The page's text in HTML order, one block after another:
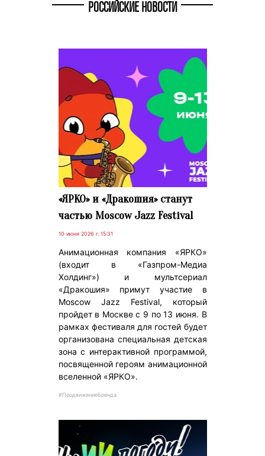
РОССИЙСКИЕ НОВОСТИ
«ЯРКО» и «Дракошия» станут
частью Moscow Jazz Festival
10 июня 2026 г. 15:31
Анимационная компания «ЯРКО»
(входит в «Газпром-Медиа
Холдинг») и мультсериал
«Дракошия» примут участие в
Moscow Jazz Festival, который
пройдет в Москве с 9 по 13 июня. В
рамках фестиваля для гостей будет
организована специальная детская
зона с интерактивной программой,
посвященной героям анимационной
вселенной «ЯРКО».
#ПродвижениеБренда